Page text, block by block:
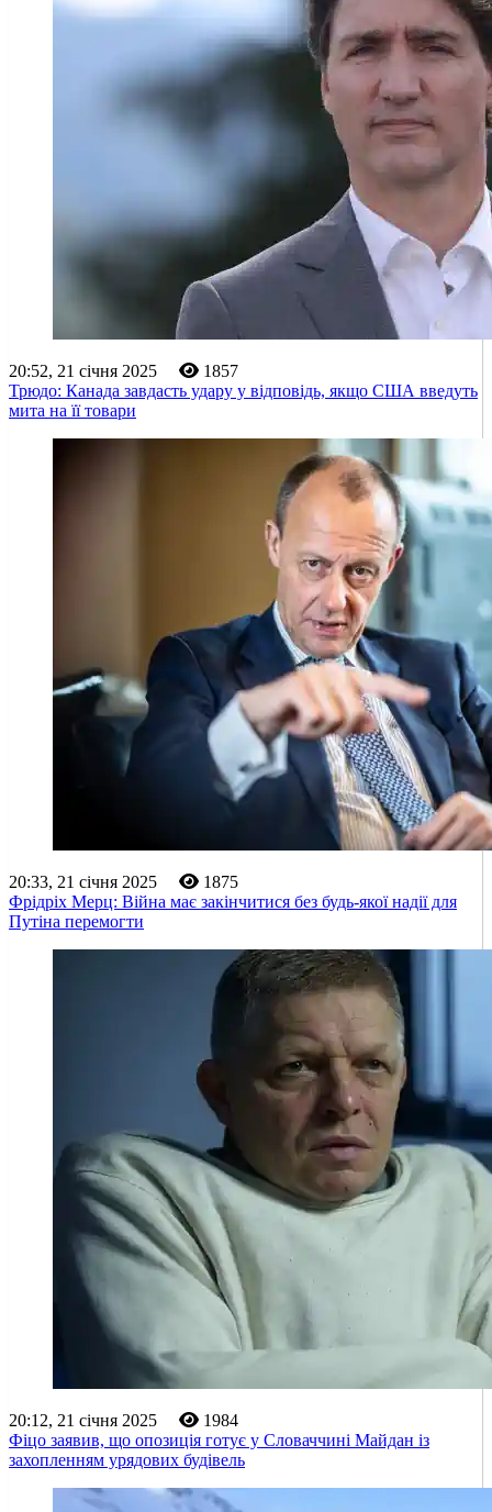
20:52, 21 січня 2025
1857
Трюдо: Канада завдасть удару у відповідь, якщо США введуть
мита на її товари
20:33, 21 січня 2025
1875
Фрідріх Мерц: Війна має закінчитися без будь-якої надії для
Путіна перемогти
20:12, 21 січня 2025
1984
Фіцо заявив, що опозиція готує у Словаччині Майдан із
захопленням урядових будівель